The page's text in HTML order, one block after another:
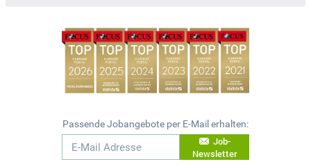
Passende Jobangebote per E-Mail erhalten:
Job-
Newsletter